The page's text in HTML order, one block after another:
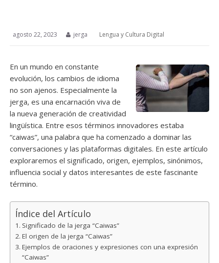
agosto 22, 2023 jerga Lengua y Cultura Digital
En un mundo en constante
evolución, los cambios de idioma
no son ajenos. Especialmente la
jerga, es una encarnación viva de
la nueva generación de creatividad
lingüística. Entre esos términos innovadores estaba
“caiwas”, una palabra que ha comenzado a dominar las
conversaciones y las plataformas digitales. En este artículo
exploraremos el significado, origen, ejemplos, sinónimos,
influencia social y datos interesantes de este fascinante
término.
Índice del Artículo
Significado de la jerga “Caiwas”
El origen de la jerga “Caiwas”
Ejemplos de oraciones y expresiones con una expresión
“Caiwas”